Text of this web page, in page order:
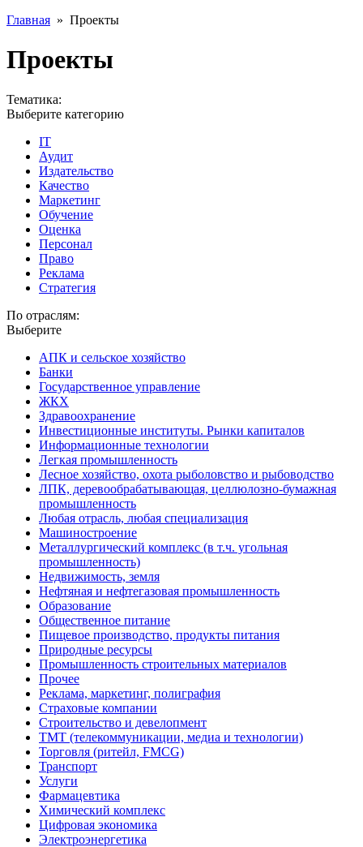
Главная » Проекты
Проекты
Тематика:
Выберите категорию
IT
Аудит
Издательство
Качество
Маркетинг
Обучение
Оценка
Персонал
Право
Реклама
Стратегия
По отраслям:
Выберите
АПК и сельское хозяйство
Банки
Государственное управление
ЖКХ
Здравоохранение
Инвестиционные институты. Рынки капиталов
Информационные технологии
Легкая промышленность
Лесное хозяйство, охота рыболовство и рыбоводство
ЛПК, деревообрабатывающая, целлюлозно-бумажная
промышленность
Любая отрасль, любая специализация
Машиностроение
Металлургический комплекс (в т.ч. угольная
промышленность)
Недвижимость, земля
Нефтяная и нефтегазовая промышленность
Образование
Общественное питание
Пищевое производство, продукты питания
Природные ресурсы
Промышленность строительных материалов
Прочее
Реклама, маркетинг, полиграфия
Страховые компании
Строительство и девелопмент
ТМТ (телекоммуникации, медиа и технологии)
Торговля (ритейл, FMCG)
Транспорт
Услуги
Фармацевтика
Химический комплекс
Цифровая экономика
Электроэнергетика